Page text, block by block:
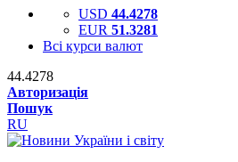
USD 44.4278
EUR 51.3281
Всі курси валют
44.4278
Авторизація
Пошук
RU